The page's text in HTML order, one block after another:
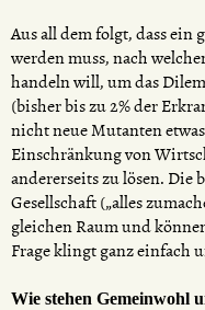
Aus all dem folgt, dass ein
werden muss, nach
handeln will, um das
(bisher bis zu 2% der
nicht neue Mutanten
Einschränkung von
andererseits zu lösen. Die
Gesellschaft („alles
gleichen Raum und
Frage klingt ganz einfach
Wie stehen Gemeinwohl